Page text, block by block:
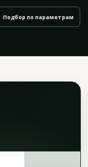
Подбор по параметрам